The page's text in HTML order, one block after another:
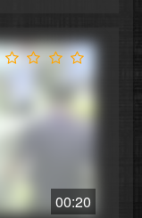
00:20